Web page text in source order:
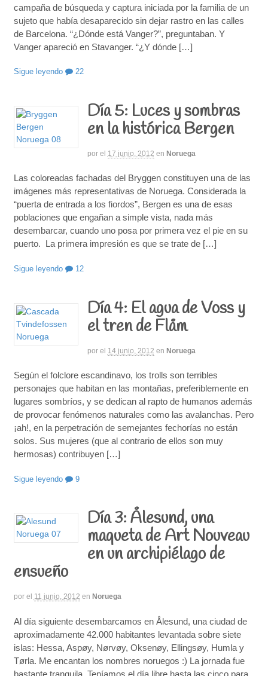
campaña de búsqueda y captura iniciada por la familia de un
sujeto que había desaparecido sin dejar rastro en las calles
de Barcelona. “¿Dónde está Vanger?”, preguntaban. Y
Vanger apareció en Stavanger. “¿Y dónde […]
Sigue leyendo 22
Día 5: Luces y sombras
en la histórica Bergen
por el 17 junio, 2012 en Noruega
Las coloreadas fachadas del Bryggen constituyen una de las
imágenes más representativas de Noruega. Considerada la
“puerta de entrada a los fiordos”, Bergen es una de esas
poblaciones que engañan a simple vista, nada más
desembarcar, cuando uno posa por primera vez el pie en su
puerto. La primera impresión es que se trate de […]
Sigue leyendo 12
Día 4: El agua de Voss y
el tren de Flåm
por el 14 junio, 2012 en Noruega
Según el folclore escandinavo, los trolls son terribles
personajes que habitan en las montañas, preferiblemente en
lugares sombríos, y se dedican al rapto de humanos además
de provocar fenómenos naturales como las avalanchas. Pero
¡ah!, en la perpetración de semejantes fechorías no están
solos. Sus mujeres (que al contrario de ellos son muy
hermosas) contribuyen […]
Sigue leyendo 9
Día 3: Ålesund, una
maqueta de Art Nouveau
en un archipiélago de
ensueño
por el 11 junio, 2012 en Noruega
Al día siguiente desembarcamos en Ålesund, una ciudad de
aproximadamente 42.000 habitantes levantada sobre siete
islas: Hessa, Aspøy, Nørvøy, Oksenøy, Ellingsøy, Humla y
Tørla. Me encantan los nombres noruegos :) La jornada fue
bastante tranquila. Teníamos el día libre hasta las cinco para